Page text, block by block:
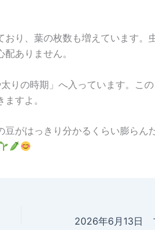
り、葉の枚数も増えています。
ありません。
りの時期」へ入っています。こ
すよ。
がはっきり分かるくらい膨らん